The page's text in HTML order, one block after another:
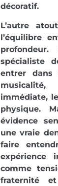
décoratif.
L’autre
l’équilibre
spécialiste
entrer
immédiate,
physique.
évidence
une vraie
faire
expérience
comme
fraternité